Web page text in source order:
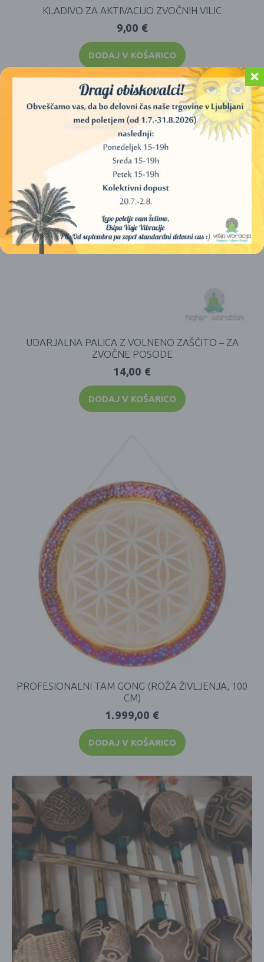
KLADIVO ZA AKTIVACIJO ZVOČNIH VILIC
9,00 €
DODAJ V KOŠARICO
UDARJALNA PALICA Z VOLNENO ZAŠČITO – ZA
ZVOČNE POSODE
14,00 €
DODAJ V KOŠARICO
PROFESIONALNI TAM GONG (ROŽA ŽIVLJENJA, 100
CM)
1.999,00 €
DODAJ V KOŠARICO